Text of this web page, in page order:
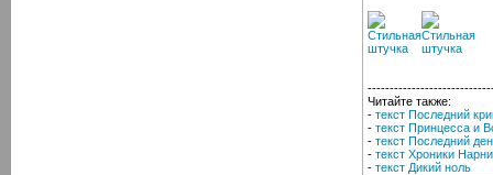
Читайте также:
- текст Последний
- текст Принцесса и
- текст Последний
- текст Хроники
- текст Дикий ноль